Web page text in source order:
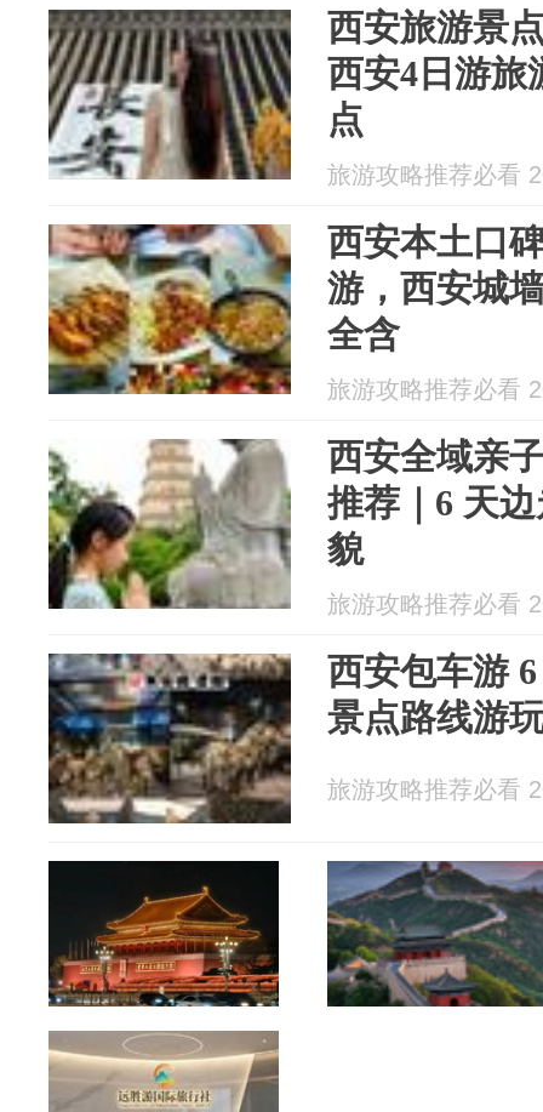
西安旅游景
西安4日游旅
点
旅游攻略推荐必看
西安本土口
游，西安城
全含
旅游攻略推荐必看
西安全域亲
推荐｜6 天
貌
旅游攻略推荐必看
西安包车游
景点路线游
旅游攻略推荐必看